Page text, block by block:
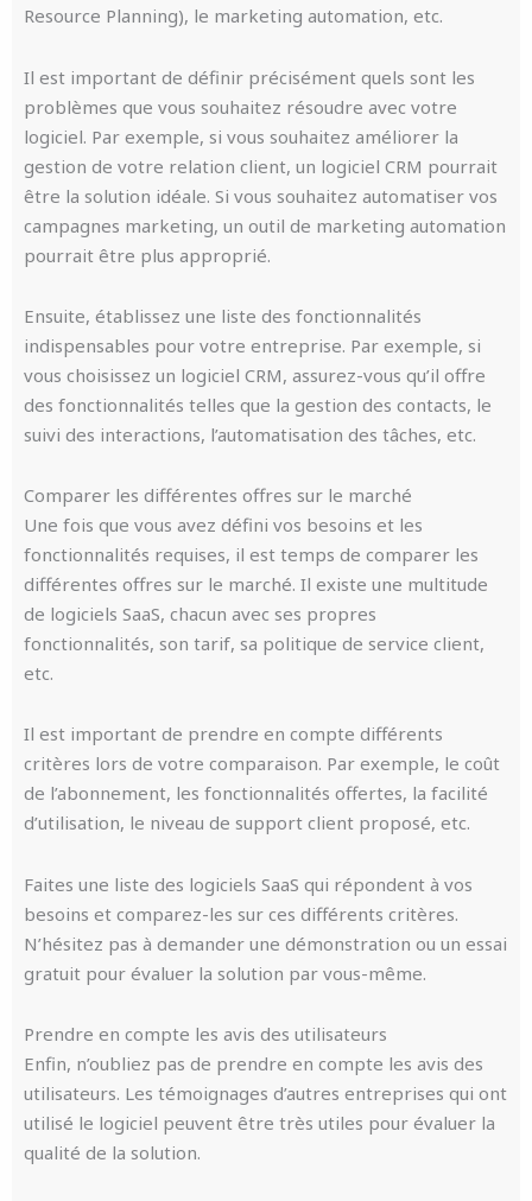
Resource Planning), le marketing automation, etc.
Il est important de définir précisément quels sont les
problèmes que vous souhaitez résoudre avec votre
logiciel. Par exemple, si vous souhaitez améliorer la
gestion de votre relation client, un logiciel CRM pourrait
être la solution idéale. Si vous souhaitez automatiser vos
campagnes marketing, un outil de marketing automation
pourrait être plus approprié.
Ensuite, établissez une liste des fonctionnalités
indispensables pour votre entreprise. Par exemple, si
vous choisissez un logiciel CRM, assurez-vous qu’il offre
des fonctionnalités telles que la gestion des contacts, le
suivi des interactions, l’automatisation des tâches, etc.
Comparer les différentes offres sur le marché
Une fois que vous avez défini vos besoins et les
fonctionnalités requises, il est temps de comparer les
différentes offres sur le marché. Il existe une multitude
de logiciels SaaS, chacun avec ses propres
fonctionnalités, son tarif, sa politique de service client,
etc.
Il est important de prendre en compte différents
critères lors de votre comparaison. Par exemple, le coût
de l’abonnement, les fonctionnalités offertes, la facilité
d’utilisation, le niveau de support client proposé, etc.
Faites une liste des logiciels SaaS qui répondent à vos
besoins et comparez-les sur ces différents critères.
N’hésitez pas à demander une démonstration ou un essai
gratuit pour évaluer la solution par vous-même.
Prendre en compte les avis des utilisateurs
Enfin, n’oubliez pas de prendre en compte les avis des
utilisateurs. Les témoignages d’autres entreprises qui ont
utilisé le logiciel peuvent être très utiles pour évaluer la
qualité de la solution.